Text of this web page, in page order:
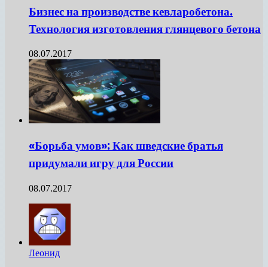
Бизнес на производстве кевларобетона.
Технология изготовления глянцевого бетона
08.07.2017
«Борьба умов»: Как шведские братья
придумали игру для России
08.07.2017
Леонид